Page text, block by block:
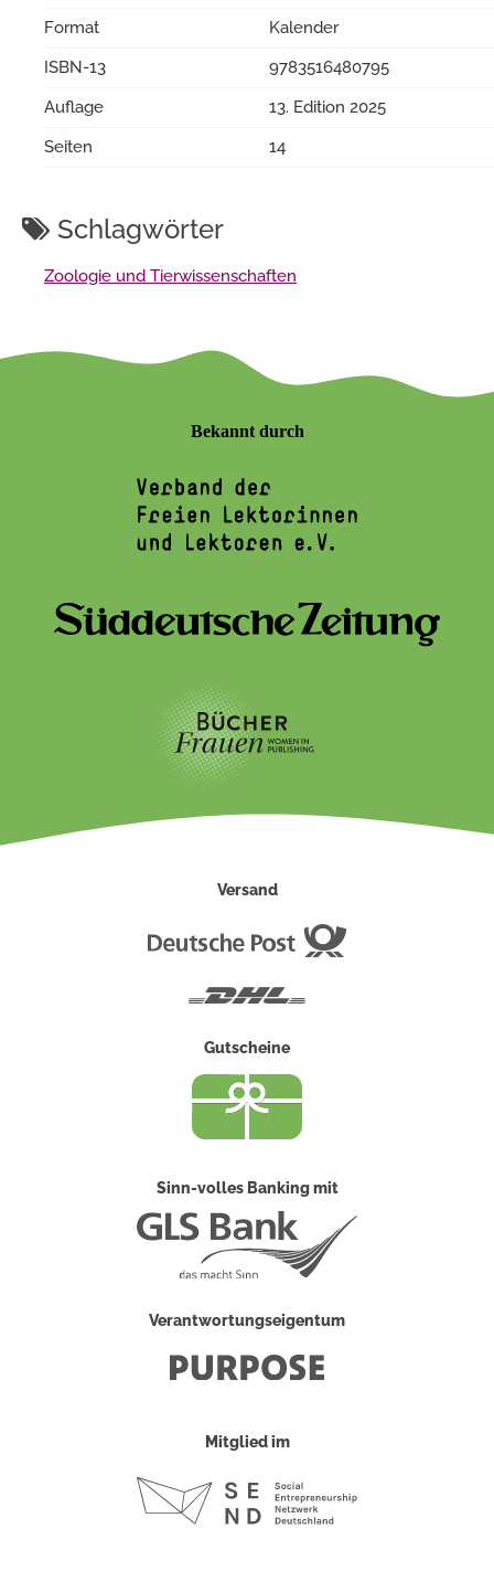
Format
Kalender
ISBN-13
9783516480795
Auflage
13. Edition 2025
Seiten
14
Schlagwörter
Zoologie und Tierwissenschaften
Bekannt durch
Versand
Gutscheine
Sinn-volles Banking mit
Verantwortungseigentum
Mitglied im